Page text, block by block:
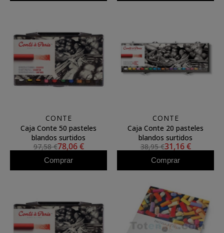
CONTE
Caja Conte 50 pasteles
blandos surtidos
97,58 €78,06 €
Comprar
CONTE
Caja Conte 20 pasteles
blandos surtidos
38,95 €31,16 €
Comprar